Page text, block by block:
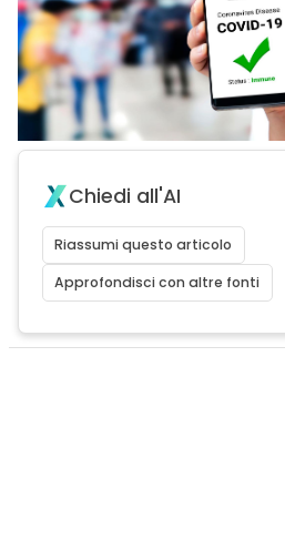
Chiedi all'AI
Riassumi questo articolo
Approfondisci con altre fonti